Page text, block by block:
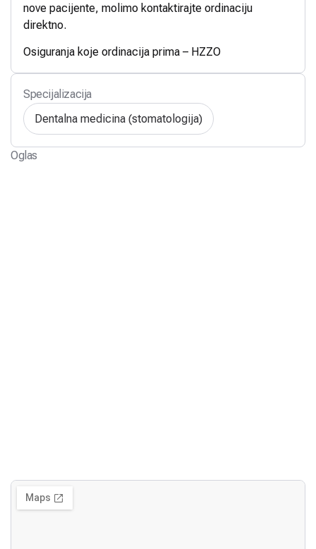
nove pacijente, molimo kontaktirajte ordinaciju
direktno.
Osiguranja koje ordinacija prima – HZZO
Specijalizacija
Dentalna medicina (stomatologija)
Oglas